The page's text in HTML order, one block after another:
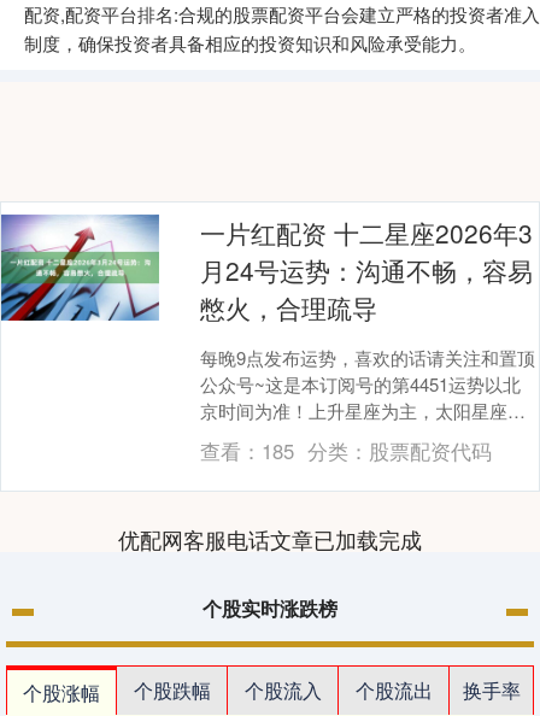
配资,配资平台排名:合规的股票配资平台会建立严格的投资者准入
制度，确保投资者具备相应的投资知识和风险承受能力。
一片红配资 十二星座2026年3
月24号运势：沟通不畅，容易
憋火，合理疏导
每晚9点发布运势，喜欢的话请关注和置顶
公众号~这是本订阅号的第4451运势以北
京时间为准！上升星座为主，太阳星座为
辅，都要看！本月重点日期2、3、5、6、
7、8....
查看： 185 分类： 股票配资代码
优配网客服电话文章已加载完成
个股实时涨跌榜
个股涨幅 个股跌幅 个股流入 个股流出
换手率